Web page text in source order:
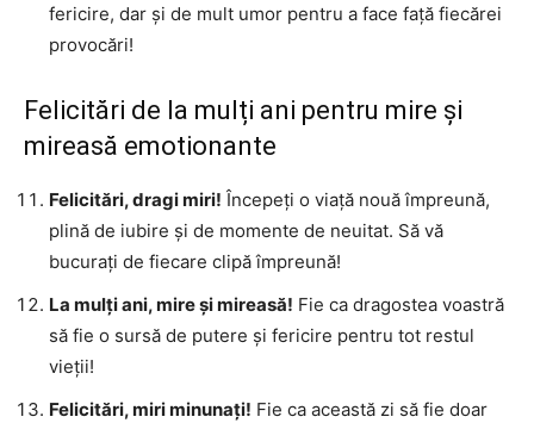
fericire, dar și de mult umor pentru a face față fiecărei
provocări!
Felicitări de la mulți ani pentru mire și
mireasă emotionante
Felicitări, dragi miri! Începeți o viață nouă împreună,
plină de iubire și de momente de neuitat. Să vă
bucurați de fiecare clipă împreună!
La mulți ani, mire și mireasă! Fie ca dragostea voastră
să fie o sursă de putere și fericire pentru tot restul
vieții!
Felicitări, miri minunați! Fie ca această zi să fie doar